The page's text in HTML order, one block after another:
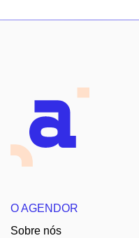
O AGENDOR
Sobre nós